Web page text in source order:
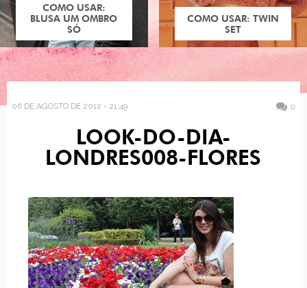
COMO USAR:
BLUSA UM OMBRO
SÓ
COMO USAR: TWIN
SET
06 DE AGOSTO DE 2012 - 21:49 0
LOOK-DO-DIA-
LONDRES008-FLORES